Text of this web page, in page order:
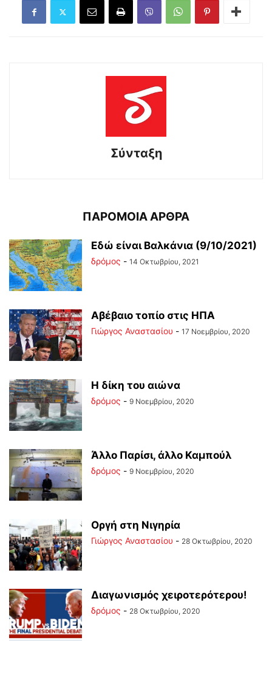
Σύνταξη
ΠΑΡΟΜΟΙΑ ΑΡΘΡΑ
Εδώ είναι Βαλκάνια (9/10/2021)
δρόμος - 14 Οκτωβρίου, 2021
Αβέβαιο τοπίο στις ΗΠΑ
Γιώργος Αναστασίου - 17 Νοεμβρίου, 2020
Η δίκη του αιώνα
δρόμος - 9 Νοεμβρίου, 2020
Άλλο Παρίσι, άλλο Καμπούλ
δρόμος - 9 Νοεμβρίου, 2020
Οργή στη Νιγηρία
Γιώργος Αναστασίου - 28 Οκτωβρίου, 2020
Διαγωνισμός χειροτερότερου!
δρόμος - 28 Οκτωβρίου, 2020